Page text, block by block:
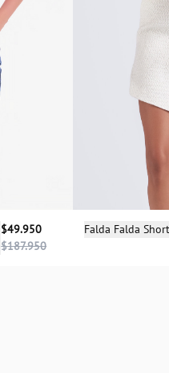
$49.950
$187.950
Falda Falda